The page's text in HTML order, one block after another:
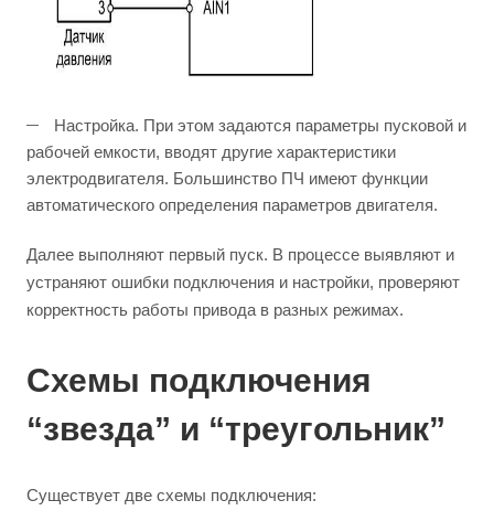
Настройка. При этом задаются параметры пусковой и
рабочей емкости, вводят другие характеристики
электродвигателя. Большинство ПЧ имеют функции
автоматического определения параметров двигателя.
Далее выполняют первый пуск. В процессе выявляют и
устраняют ошибки подключения и настройки, проверяют
корректность работы привода в разных режимах.
Схемы подключения
“звезда” и “треугольник”
Существует две схемы подключения: